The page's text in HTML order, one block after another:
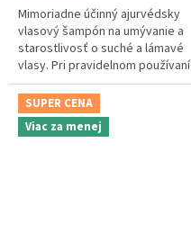
Mimoriadne účinný ajurvédsky
vlasový šampón na umývanie a
starostlivosť o suché a lámavé
vlasy. Pri pravidelnom používaní
šampón chráni vlasy pred
stratou vlhkosti a škodlivými...
SUPER CENA
Viac za menej